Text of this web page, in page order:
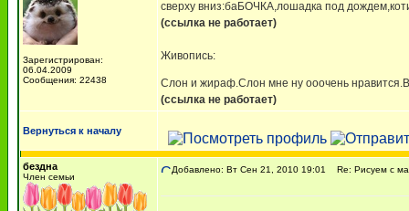
Зарегистрирован:
06.04.2009
Сообщения: 22438
сверху вниз:баБОЧКА,лошадка под
(ссылка не работает)
Живопись:
Слон и жираф.Слон мне ну ооочень
(ссылка не работает)
Вернуться к началу
бездна
Член семьи
Добавлено: Вт Сен 21, 2010 19:01 Re: Рисуем с